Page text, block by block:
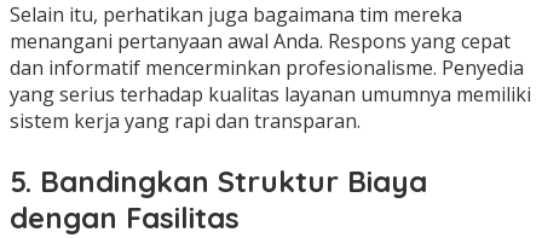
Selain itu, perhatikan juga bagaimana tim mereka
menangani pertanyaan awal Anda. Respons yang cepat
dan informatif mencerminkan profesionalisme. Penyedia
yang serius terhadap kualitas layanan umumnya memiliki
sistem kerja yang rapi dan transparan.
5. Bandingkan Struktur Biaya
dengan Fasilitas